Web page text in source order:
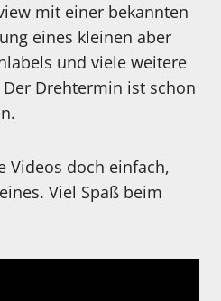
mit einer bekannten
eines kleinen aber
und viele weitere
Drehtermin ist schon
Videos doch einfach,
Viel Spaß beim